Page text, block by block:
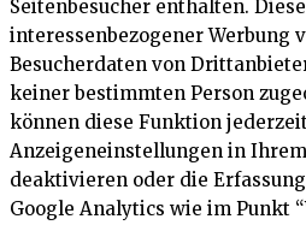
Seitenbesucher enthalten.
interessenbezogener Werbung
Besucherdaten von
keiner bestimmten Person
können diese Funktion
Anzeigeneinstellungen in
deaktivieren oder die
Google Analytics wie im Punkt